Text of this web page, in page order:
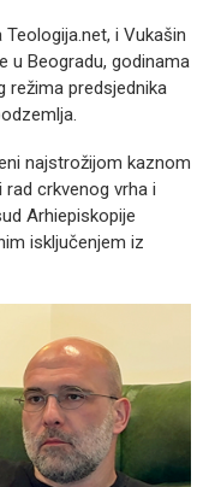
i Vukašin
u Beogradu, godinama
režima predsjednika
najstrožijom kaznom
crkvenog vrha i
Arhiepiskopije
isključenjem iz